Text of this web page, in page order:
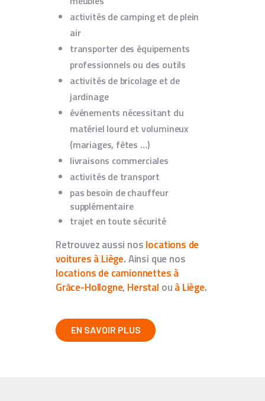
activités de camping et de plein
air
transporter des équipements
professionnels ou des outils
activités de bricolage et de
jardinage
événements nécessitant du
matériel lourd et volumineux
(mariages, fêtes …)
livraisons commerciales
activités de transport
pas besoin de chauffeur
supplémentaire
trajet en toute sécurité
Retrouvez aussi noslocations de
voitures à Liège. Ainsi que nos
locations de camionnettes à
Grâce-Hollogne, Herstal ouà Liège.
EN SAVOIR PLUS